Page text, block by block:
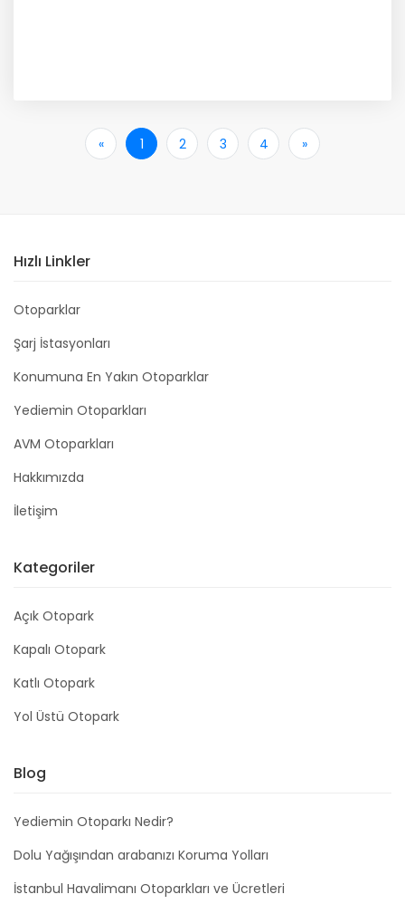
«İlk 1 2 3 4 »Son
Hızlı Linkler
Otoparklar
Şarj İstasyonları
Konumuna En Yakın Otoparklar
Yediemin Otoparkları
AVM Otoparkları
Hakkımızda
İletişim
Kategoriler
Açık Otopark
Kapalı Otopark
Katlı Otopark
Yol Üstü Otopark
Blog
Yediemin Otoparkı Nedir?
Dolu Yağışından arabanızı Koruma Yolları
İstanbul Havalimanı Otoparkları ve Ücretleri